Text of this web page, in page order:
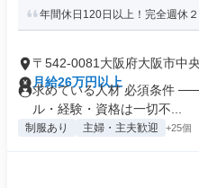
年間休日120日以上！完全週休
〒542-0081大阪府大阪市中
月給26万円以上
求めている人材 必須条件
ル・経験・資格は一切不...
制服あり 主婦・主夫歓迎 +25個